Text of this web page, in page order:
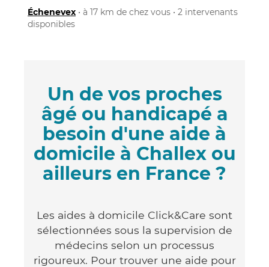
Échenevex • à 17 km de chez vous • 2 intervenants
disponibles
Un de vos proches
âgé ou handicapé a
besoin d'une aide à
domicile à Challex ou
ailleurs en France ?
Les aides à domicile Click&Care sont
sélectionnées sous la supervision de
médecins selon un processus
rigoureux. Pour trouver une aide pour